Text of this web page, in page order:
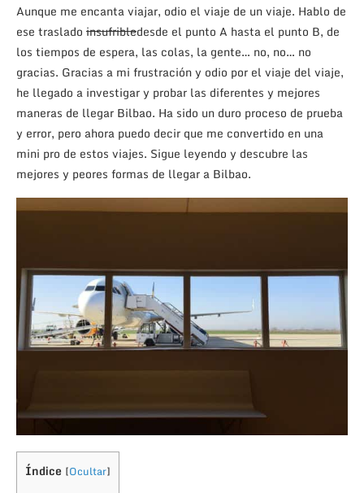
Aunque me encanta viajar, odio el viaje de un viaje. Hablo de
ese traslado insufribledesde el punto A hasta el punto B, de
los tiempos de espera, las colas, la gente… no, no… no
gracias. Gracias a mi frustración y odio por el viaje del viaje,
he llegado a investigar y probar las diferentes y mejores
maneras de llegar Bilbao. Ha sido un duro proceso de prueba
y error, pero ahora puedo decir que me convertido en una
mini pro de estos viajes. Sigue leyendo y descubre las
mejores y peores formas de llegar a Bilbao.
Índice [Ocultar]